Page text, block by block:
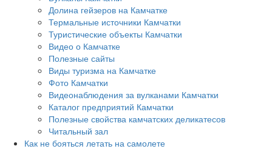
Долина гейзеров на Камчатке
Термальные источники Камчатки
Туристические объекты Камчатки
Видео о Камчатке
Полезные сайты
Виды туризма на Камчатке
Фото Камчатки
Видеонаблюдения за вулканами Камчатки
Каталог предприятий Камчатки
Полезные свойства камчатских деликатесов
Читальный зал
Как не бояться летать на самолете